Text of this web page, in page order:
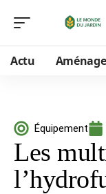
Actu
Équipement
Les